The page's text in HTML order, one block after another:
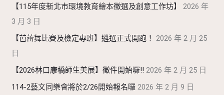
【115年度新北市環境教育繪本徵選及創意工作坊】
2026 年
3 月 3 日
【芭蕾舞比賽及檢定專班】遴選正式開跑！ 2026 年 2 月 25
日
【2026林口康橋師生美展】徵件開始囉!! 2026 年 2 月 25 日
114-2藝文同樂會將於2/26開始報名囉 2026 年 2 月 9 日